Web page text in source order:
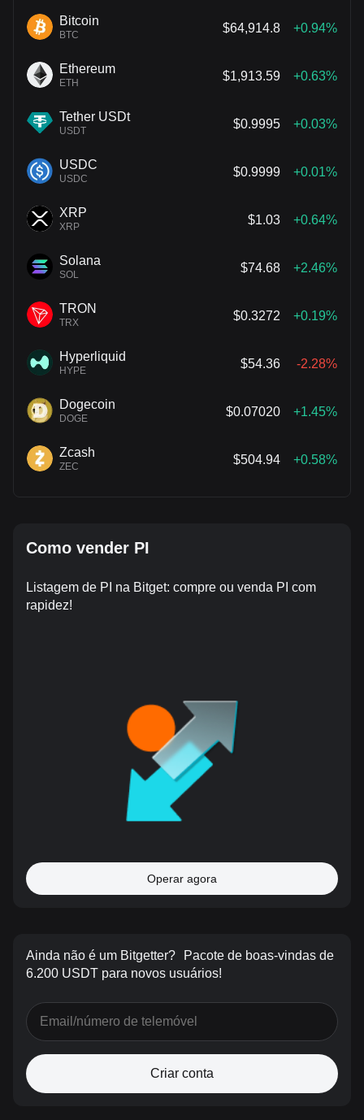
Bitcoin
BTC
$64,914.8 +0.94%
Ethereum
ETH
$1,913.59 +0.63%
Tether USDt
USDT
$0.9995 +0.03%
USDC
USDC
$0.9999 +0.01%
XRP
XRP
$1.03 +0.64%
Solana
SOL
$74.68 +2.46%
TRON
TRX
$0.3272 +0.19%
Hyperliquid
HYPE
$54.36 -2.28%
Dogecoin
DOGE
$0.07020 +1.45%
Zcash
ZEC
$504.94 +0.58%
Como vender PI
Listagem de PI na Bitget: compre ou venda PI com
rapidez!
Operar agora
Ainda não é um Bitgetter?
Pacote de boas-vindas de
6.200 USDT para novos usuários!
Criar conta